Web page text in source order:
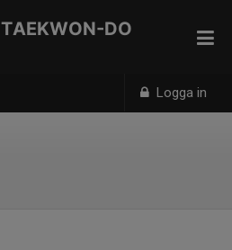
Logga in
DO